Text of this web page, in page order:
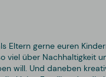
Eltern gerne euren
über Nachhaltigkeit
will. Und daneben